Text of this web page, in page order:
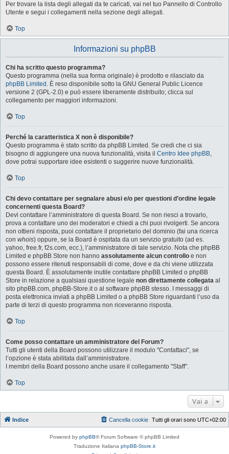
Per trovare la lista degli allegati da te caricati, vai nel tuo Pannello di Controllo
Utente e segui i collegamenti nella sezione degli allegati.
Top
Informazioni su phpBB
Chi ha scritto questo programma?
Questo programma (nella sua forma originale) è prodotto e rilasciato da
phpBB Limited . È reso disponibile sotto la GNU General Public Licence
versione 2 (GPL-2.0) e può essere liberamente distribuito; clicca sul
collegamento per maggiori informazioni.
Top
Perché la caratteristica X non è disponibile?
Questo programma è stato scritto da phpBB Limited. Se credi che ci sia
bisogno di aggiungere una nuova funzionalità, visita il Centro Idee phpBB,
dove potrai supportare idee esistenti o suggerire nuove funzionalità.
Top
Chi devo contattare per segnalare abusi e/o per questioni d’ordine legale
concernenti questa Board?
Devi contattare l’amministratore di questa Board. Se non riesci a trovarlo,
prova a contattare uno dei moderatori e chiedi a chi puoi rivolgerti. Se ancora
non ottieni risposta, puoi contattare il proprietario del dominio (fai una ricerca
con whois) oppure, se la Board è ospitata da un servizio gratuito (ad es.
yahoo, free.fr, f2s.com, ecc.), l’amministratore di tale servizio. Nota che phpBB
Limited e phpBB Store non hanno assolutamente alcun controllo e non
possono essere ritenuti responsabili di come, dove e da chi viene utilizzata
questa Board. È assolutamente inutile contattare phpBB Limited o phpBB
Store in relazione a qualsiasi questione legale non direttamente collegata al
sito phpBB.com, phpBB-Store.it o al software phpBB stesso. I messaggi di
posta elettronica inviati a phpBB Limited o a phpBB Store riguardanti l’uso da
parte di terzi di questo programma non riceveranno risposta.
Top
Come posso contattare un amministratore del Forum?
Tutti gli utenti della Board possono utilizzare il modulo "Contattaci", se
l’opzione è stata abilitata dall’amministratore.
I membri della Board possono anche usare il collegamento "Staff".
Top
Vai a
Indice Tutti gli orari sono UTC+02:00
Cancella cookie
Powered by phpBB® Forum Software © phpBB Limited
Traduzione Italiana phpBB-Store.it